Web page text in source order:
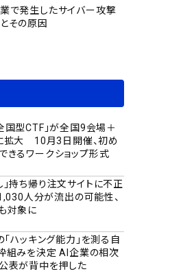
で発生したサイバー攻撃
その原因
国型CTF」が全国9会場＋
拡大 10月3日開催、初め
きるワークショップ形式
」持ち帰り注文サイトに不正
人分が流出の可能性、
対象に
「ハッキング能力」を測る自
組みを決定 AI企業の相次
表が背中を押した